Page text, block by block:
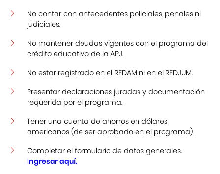
No contar con antecedentes policiales, penales ni
judiciales.
No mantener deudas vigentes con el programa del
crédito educativo de la APJ.
No estar registrado en el REDAM ni en el REDJUM.
Presentar declaraciones juradas y documentación
requerida por el programa.
Tener una cuenta de ahorros en dólares
americanos (de ser aprobado en el programa).
Completar el formulario de datos generales.
Ingresar aquí.